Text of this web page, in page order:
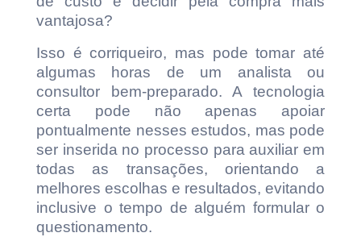
vantajosa?
Isso é corriqueiro, mas pode tomar até
algumas horas de um analista ou
consultor bem-preparado. A tecnologia
certa pode não apenas apoiar
pontualmente nesses estudos, mas pode
ser inserida no processo para auxiliar em
todas as transações, orientando a
melhores escolhas e resultados, evitando
inclusive o tempo de alguém formular o
questionamento.